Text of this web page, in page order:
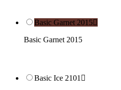
Basic Garnet 2015
Basic Garnet 2015
Basic Ice 2101 